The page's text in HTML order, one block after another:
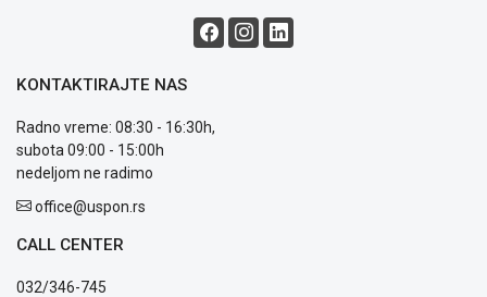
KONTAKTIRAJTE NAS
Radno vreme: 08:30 - 16:30h,
subota 09:00 - 15:00h
nedeljom ne radimo
office@uspon.rs
CALL CENTER
032/346-745